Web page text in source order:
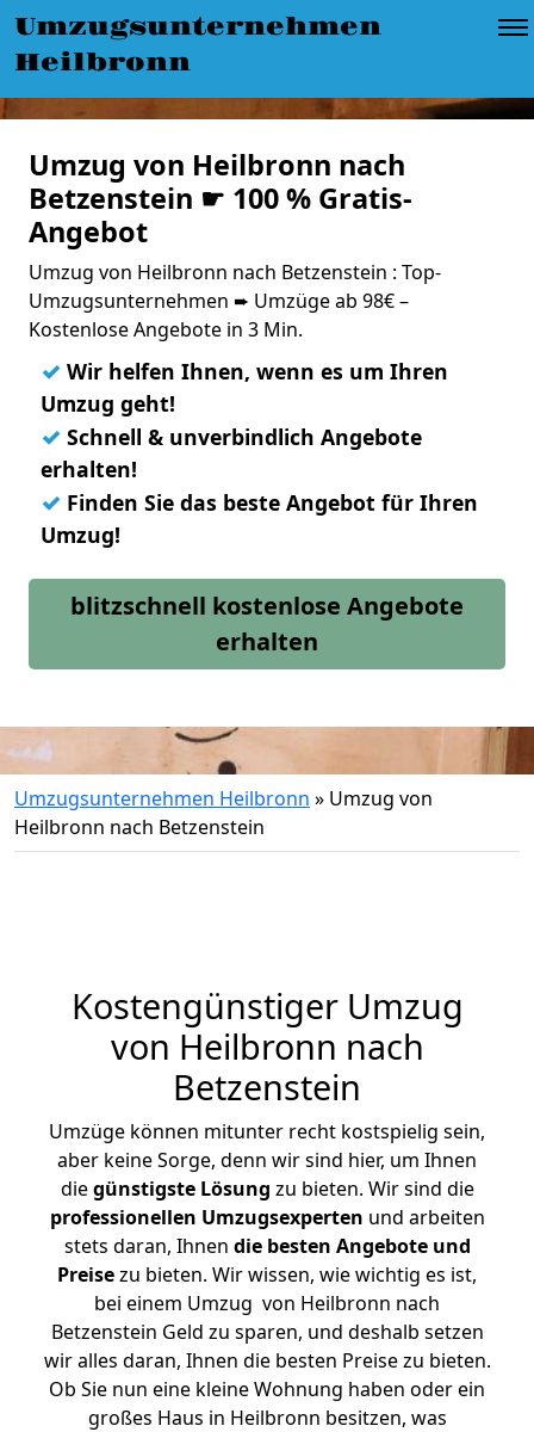
Umzugsunternehmen
Heilbronn
Umzug von Heilbronn nach
Betzenstein ☛ 100 % Gratis-
Angebot
Umzug von Heilbronn nach Betzenstein : Top-
Umzugsunternehmen ➨ Umzüge ab 98€ –
Kostenlose Angebote in 3 Min.
✓ Wir helfen Ihnen, wenn es um Ihren
Umzug geht!
✓ Schnell & unverbindlich Angebote
erhalten!
✓ Finden Sie das beste Angebot für Ihren
Umzug!
blitzschnell kostenlose Angebote
erhalten
Umzugsunternehmen Heilbronn » Umzug von
Heilbronn nach Betzenstein
Kostengünstiger Umzug
von Heilbronn nach
Betzenstein
Umzüge können mitunter recht kostspielig sein,
aber keine Sorge, denn wir sind hier, um Ihnen
diegünstigste Lösung zu bieten. Wir sind die
professionellen Umzugsexperten und arbeiten
stets daran, Ihnen die besten Angebote und
Preisezu bieten. Wir wissen, wie wichtig es ist,
bei einem Umzug von Heilbronn nach
Betzenstein Geld zu sparen, und deshalb setzen
wir alles daran, Ihnen die besten Preise zu bieten.
Ob Sie nun eine kleine Wohnung haben oder ein
großes Haus in Heilbronn besitzen, was